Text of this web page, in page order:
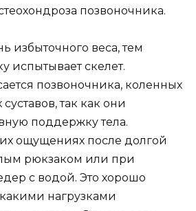
позвоночника.
избыточного веса, тем
испытывает скелет.
позвоночника, коленных
так как они
поддержку тела.
ощущениях после долгой
рюкзаком или при
с водой. Это хорошо
нагрузками